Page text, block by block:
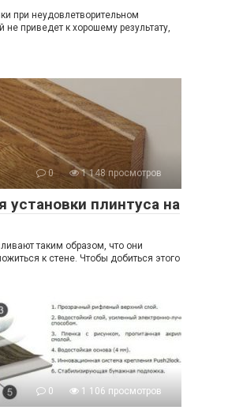
при неудовлетворительном
не приведет к хорошему результату,
0 1 148 просмотров
установки плинтуса на
таким образом, что они
к стене. Чтобы добиться этого
0 1 106 просмотров